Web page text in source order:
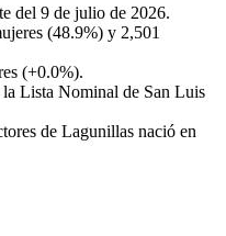
del 9 de julio de 2026.
(48.9%) y 2,501
(+0.0%).
Lista Nominal de San Luis
de Lagunillas nació en